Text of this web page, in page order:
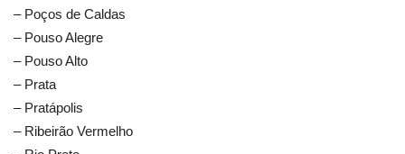
– Poços de Caldas
– Pouso Alegre
– Pouso Alto
– Prata
– Pratápolis
– Ribeirão Vermelho